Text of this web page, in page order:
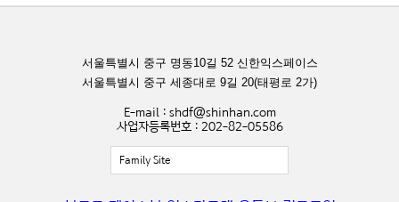
서울특별시 중구 명동10길 52 신한익스페이스
서울특별시 중구 세종대로 9길 20(태평로 2가)
E-mail : shdf@shinhan.com
사업자등록번호 : 202-82-05586
Family Site